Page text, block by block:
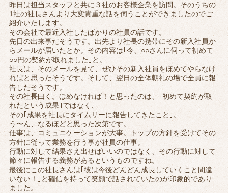
昨日は担当スタッフと共に３社のお客様企業を訪問。そのうちの
1社の社長さんより大変貴重な話を伺うことができましたのでご
紹介いたします。
その会社で最近入社したばかりの社員の話です。
先日の出来事だそうです。出先より社長の携帯にその新入社員か
らメールが届いたとか。その内容は｢今、○○さんに伺って初めて
○○円の契約が取れました｣と。
社長は、そのメールを見て、ぜひその新入社員をほめてやらなけ
ればと思ったそうです。そして、翌日の全体朝礼の場で全員に報
告したそうです。
その社長曰く。ほめなければ！と思ったのは、｢初めて契約が取
れたという成果｣ではなく、
その｢成果を社長にタイムリーに報告してきたこと｣。
う〜ん、なるほどと思った次第です。
仕事は、コミュニケーションが大事。トップの方針を受けてその
方針に従って業務を行う事が社員の仕事。
行動に対して結果さえ出せばいいのではなく、その行動に対して
節々に報告する義務があるというものですね。
最後にこの社長さんは｢彼は今後どんどん成長していくこと間違
いない！｣と確信を持って笑顔で話されていたのが印象的であり
ました。